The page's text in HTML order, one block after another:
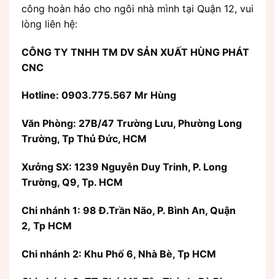
công hoàn hảo cho ngôi nhà mình tại Quận 12, vui
lòng liên hệ:
CÔNG TY TNHH TM DV SẢN XUẤT HÙNG PHÁT
CNC
Hotline: 0903.775.567 Mr Hùng
Văn Phòng: 27B/47 Trường Lưu, Phường Long
Trường, Tp Thủ Đức, HCM
Xưởng SX: 1239 Nguyễn Duy Trinh, P. Long
Trường, Q9, Tp. HCM
Chi nhánh 1: 98 Đ.Trần Não, P. Bình An, Quận
2, Tp HCM
Chi nhánh 2: Khu Phố 6, Nhà Bè, Tp HCM